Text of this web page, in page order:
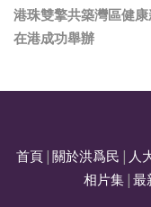
港珠雙擎共築灣區健
在港成功舉辦
首頁 關於洪爲民 人
相片集| 最